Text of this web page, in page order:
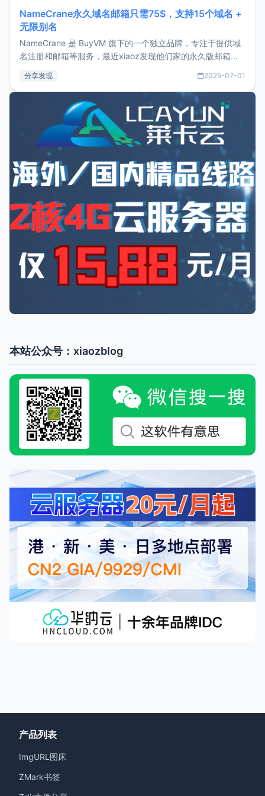
NameCrane永久域名邮箱只需75$，支持15个域名 +
无限别名
NameCrane 是 BuyVM 旗下的一个独立品牌，专注于提供域
名注册和邮箱等服务，最近xiaoz发现他们家的永久版邮箱服
又实惠的域名邮箱，不妨尝试一下 NameCrane。注册
NameCraneNameCrane不支持直接注册，必须要购买
分享发现 2025-07-01
本站公众号：xiaozblog
产品列表
ImgURL图床
ZMark书签